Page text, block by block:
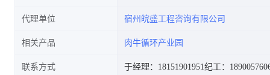
代理单位 宿州皖盛工程咨询有限公司
相关产品 肉牛循环产业园
联系方式 于经理：18151901951纪工：